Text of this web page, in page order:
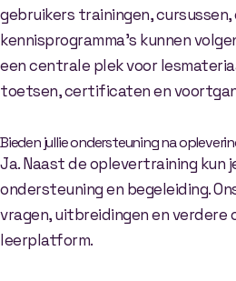
gebruikers trainingen, cursussen,
kennisprogramma’s kunnen
een centrale plek voor
toetsen, certificaten en
Bieden jullie ondersteuning na
Ja. Naast de oplevertraining kun
ondersteuning en begeleiding.
vragen, uitbreidingen en verdere
leerplatform.